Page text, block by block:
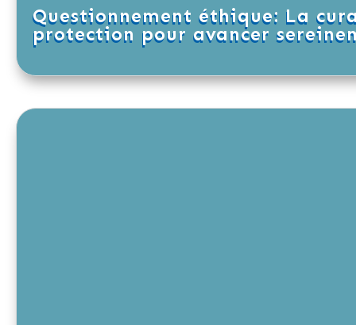
Questionnement éthique: La
protection pour avancer